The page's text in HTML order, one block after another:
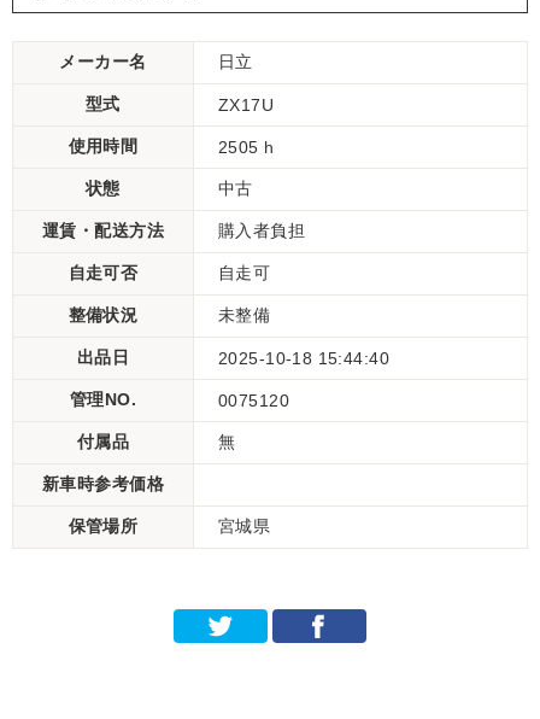
メーカー名 日立
型式 ZX17U
使用時間 2505 h
状態 中古
運賃・配送方法 購入者負担
自走可否 自走可
整備状況 未整備
出品日 2025-10-18 15:44:40
管理NO. 0075120
付属品 無
新車時参考価格
保管場所 宮城県